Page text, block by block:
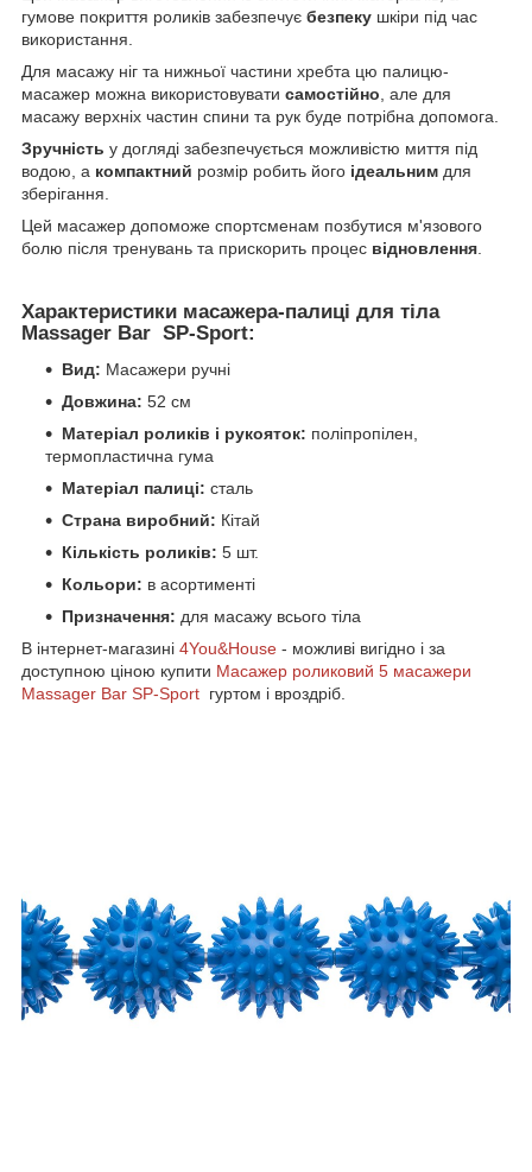
гумове покриття роликів забезпечує безпеку шкіри під час
використання.
Для масажу ніг та нижньої частини хребта цю палицю-
масажер можна використовувати самостійно , але для
масажу верхніх частин спини та рук буде потрібна допомога.
Зручність у догляді забезпечується можливістю миття під
водою, а компактний розмір робить його ідеальним для
зберігання.
Цей масажер допоможе спортсменам позбутися м'язового
болю після тренувань та прискорить процес відновлення
Характеристики масажера-палиці для тіла
Massager Bar SP-Sport:
Вид: Масажери ручні
Довжина: 52 см
Матеріал роликів і рукояток: поліпропілен,
термопластична гума
Матеріал палиці: сталь
Страна виробний: Кітай
Кількість роликів: 5 шт.
Кольори: в асортименті
Призначення: для масажу всього тіла
В інтернет-магазині 4You&House - можливі вигідно і за
доступною ціною купити Масажер роликовий 5 масажери
Massager Bar SP-Sport гуртом і вроздріб.